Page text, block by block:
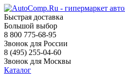
Быстрая доставка
Большой выбор
8 800 775-68-95
Звонок для России
8 (495) 255-04-60
Звонок для Москвы
Каталог